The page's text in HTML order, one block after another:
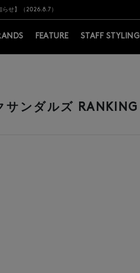
で常時送料無料！お買い物の際は会員登録を！
らせ】（2026.8.7）
（2026.8.5）
について
項で常時送料無料！お買い物の際は会員登録を！
FEATURE STAFF STYLING
サンダルズ RANKING